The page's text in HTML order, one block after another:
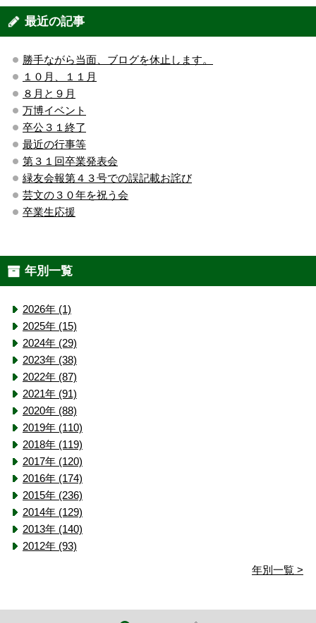
最近の記事
勝手ながら当面、ブログを休止します。
１０月、１１月
８月と９月
万博イベント
卒公３１終了
最近の行事等
第３１回卒業発表会
緑友会報第４３号での誤記載お詫び
芸文の３０年を祝う会
卒業生応援
年別一覧
2026年 (1)
2025年 (15)
2024年 (29)
2023年 (38)
2022年 (87)
2021年 (91)
2020年 (88)
2019年 (110)
2018年 (119)
2017年 (120)
2016年 (174)
2015年 (236)
2014年 (129)
2013年 (140)
2012年 (93)
年別一覧 >